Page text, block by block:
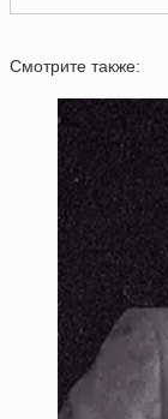
Смотрите также: